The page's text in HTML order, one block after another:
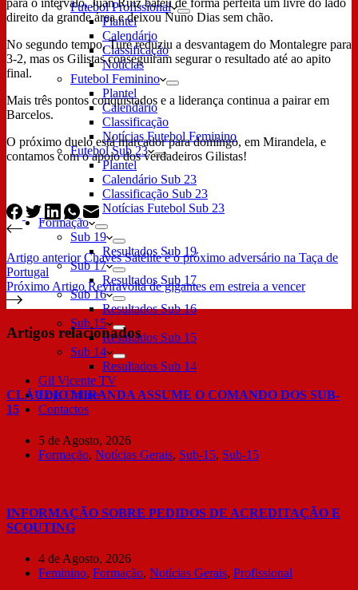
Futebol Profissional
Plantel
Calendário
Classificação
Notícias
Futebol Feminino
Plantel
Calendário
Classificação
Notícias Futebol Feminino
Futebol Sub 23
Plantel
Calendário Sub 23
Classificação Sub 23
Notícias Futebol Sub 23
Formação
Sub 19
Resultados Sub 19
Sub 17
Resultados Sub 17
Sub 16
Resultados Sub 16
Sub 15
Resultados Sub 15
Sub 14
Resultados Sub 14
Gil Vicente TV
Loja Online
Contactos
direito da grande área e deixou Nuno Dias sem chão.
No segundo tempo, Turé reduziu a desvantagem do Montalegre para
3-2, mas os Gilistas conseguiram segurar o resultado até ao apito
final.
Mais três pontos conquistados e a liderança continua a pairar em
Barcelos.
O próximo duelo está marcador para domingo, em Mirandela, e
contamos com o apoio dos verdadeiros Gilistas!
Artigo anteriorChaves Satélite é o próximo adversário na Taça de
Portugal
Próximo Artigo Reviravolta de gigantes em estreia a vencer
Artigos relacionados
CLÁUDIO MIRANDA ASSUME O COMANDO DOS SUB-
15
5 de Agosto, 2026
Formação, Notícias Gerais, Sub-15, Sub-15
INFORMAÇÃO SOBRE PEDIDOS DE ACREDITAÇÃO E
SCOUTING
4 de Agosto, 2026
Feminino, Formação, Notícias Gerais, Profissional